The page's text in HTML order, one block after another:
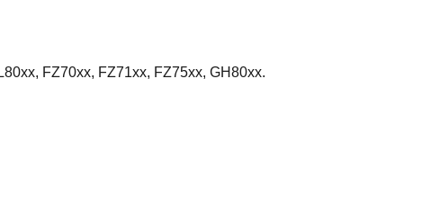
FZ70xx, FZ71xx, FZ75xx, GH80xx.